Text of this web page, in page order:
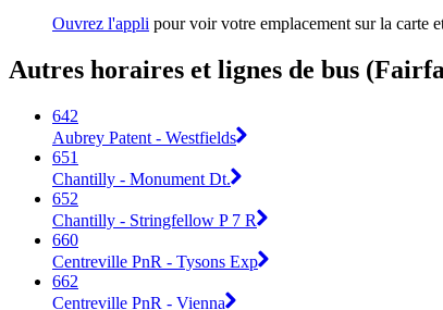
Ouvrez l'appli pour voir votre emplacement sur la carte
Autres horaires et lignes de bus
642
Aubrey Patent - Westfields
651
Chantilly - Monument Dt.
652
Chantilly - Stringfellow P 7 R
660
Centreville PnR - Tysons Exp
662
Centreville PnR - Vienna